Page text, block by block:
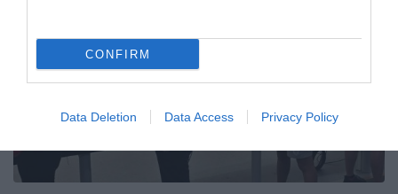
CONFIRM
Data Deletion Data Access Privacy Policy